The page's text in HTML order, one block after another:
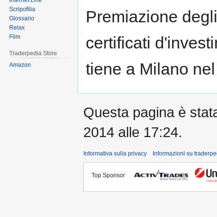
Premiazione
certificati
tiene a Milano
Scripofilia
Glossario
Relax
Film
Traderpedia Store
Amazon
Questa pagina è
2014 alle 17:24.
Informativa sulla privacy Informazioni su
Top Sponsor